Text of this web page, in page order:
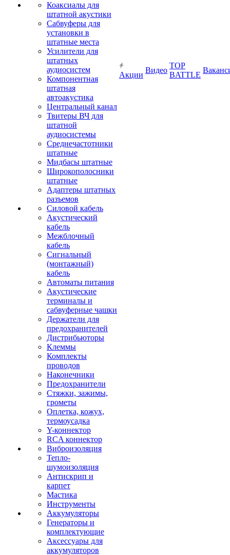
Коаксиалы для
штатной акустики
Сабвуферы для
установки в
штатные места
Усилители для
штатных
аудиосистем
Компонентная
штатная
автоакустика
Центральный канал
Твитеры ВЧ для
штатной
аудиосистемы
Среднечастотники
штатные
Мидбасы штатные
Широкополосники
штатные
Адаптеры штатных
разъемов
Силовой кабель
Акустический
кабель
Межблочный
кабель
Сигнальный
(монтажный)
кабель
Автоматы питания
Акустические
терминалы и
сабвуферные чашки
Держатели для
предохранителей
Дистрибьюторы
Клеммы
Комплекты
проводов
Наконечники
Предохранители
Стяжки, зажимы,
грометы
Оплетка, кожух,
термоусадка
Y-коннектор
RCA коннектор
Виброизоляция
Тепло-
шумоизоляция
Антискрип и
карпет
Мастика
Инструменты
Аккумуляторы
Генераторы и
комплектующие
Аксессуары для
аккумуляторов
Акции
Видео
TOP
BATTLE